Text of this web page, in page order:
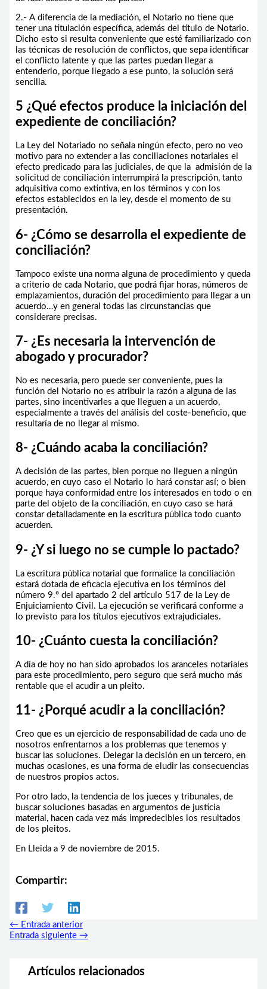
2.- A diferencia de la mediación, el Notario no tiene que
tener una titulación específica, además del título de Notario.
Dicho esto si resulta conveniente que esté familiarizado con
las técnicas de resolución de conflictos, que sepa identificar
el conflicto latente y que las partes puedan llegar a
entenderlo, porque llegado a ese punto, la solución será
sencilla.
5 ¿Qué efectos produce la iniciación del
expediente de conciliación?
La Ley del Notariado no señala ningún efecto, pero no veo
motivo para no extender a las conciliaciones notariales el
efecto predicado para las judiciales, de que la admisión de la
solicitud de conciliación interrumpirá la prescripción, tanto
adquisitiva como extintiva, en los términos y con los
efectos establecidos en la ley, desde el momento de su
presentación.
6- ¿Cómo se desarrolla el expediente de
conciliación?
Tampoco existe una norma alguna de procedimiento y queda
a criterio de cada Notario, que podrá fijar horas, números de
emplazamientos, duración del procedimiento para llegar a un
acuerdo…y en general todas las circunstancias que
considerare precisas.
7- ¿Es necesaria la intervención de
abogado y procurador?
No es necesaria, pero puede ser conveniente, pues la
función del Notario no es atribuir la razón a alguna de las
partes, sino incentivarles a que lleguen a un acuerdo,
especialmente a través del análisis del coste-beneficio, que
resultaría de no llegar al mismo.
8- ¿Cuándo acaba la conciliación?
A decisión de las partes, bien porque no lleguen a ningún
acuerdo, en cuyo caso el Notario lo hará constar así; o bien
porque haya conformidad entre los interesados en todo o en
parte del objeto de la conciliación, en cuyo caso se hará
constar detalladamente en la escritura pública todo cuanto
acuerden.
9- ¿Y si luego no se cumple lo pactado?
La escritura pública notarial que formalice la conciliación
estará dotada de eficacia ejecutiva en los términos del
número 9.º del apartado 2 del artículo 517 de la Ley de
Enjuiciamiento Civil. La ejecución se verificará conforme a
lo previsto para los títulos ejecutivos extrajudiciales.
10- ¿Cuánto cuesta la conciliación?
A día de hoy no han sido aprobados los aranceles notariales
para este procedimiento, pero seguro que será mucho más
rentable que el acudir a un pleito.
11- ¿Porqué acudir a la conciliación?
Creo que es un ejercicio de responsabilidad de cada uno de
nosotros enfrentarnos a los problemas que tenemos y
buscar las soluciones. Delegar la decisión en un tercero, en
muchas ocasiones, es una forma de eludir las consecuencias
de nuestros propios actos.
Por otro lado, la tendencia de los jueces y tribunales, de
buscar soluciones basadas en argumentos de justicia
material, hacen cada vez más impredecibles los resultados
de los pleitos.
En Lleida a 9 de noviembre de 2015.
Compartir:
← Entrada anterior
Entrada siguiente →
Artículos relacionados